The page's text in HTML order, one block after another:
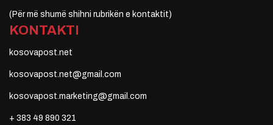
(Për më shumë shihni rubrikën e kontaktit)
KONTAKTI
kosovapost.net
kosovapost.net@gmail.com
kosovapost.marketing@gmail.com
+ 383 49 890 321